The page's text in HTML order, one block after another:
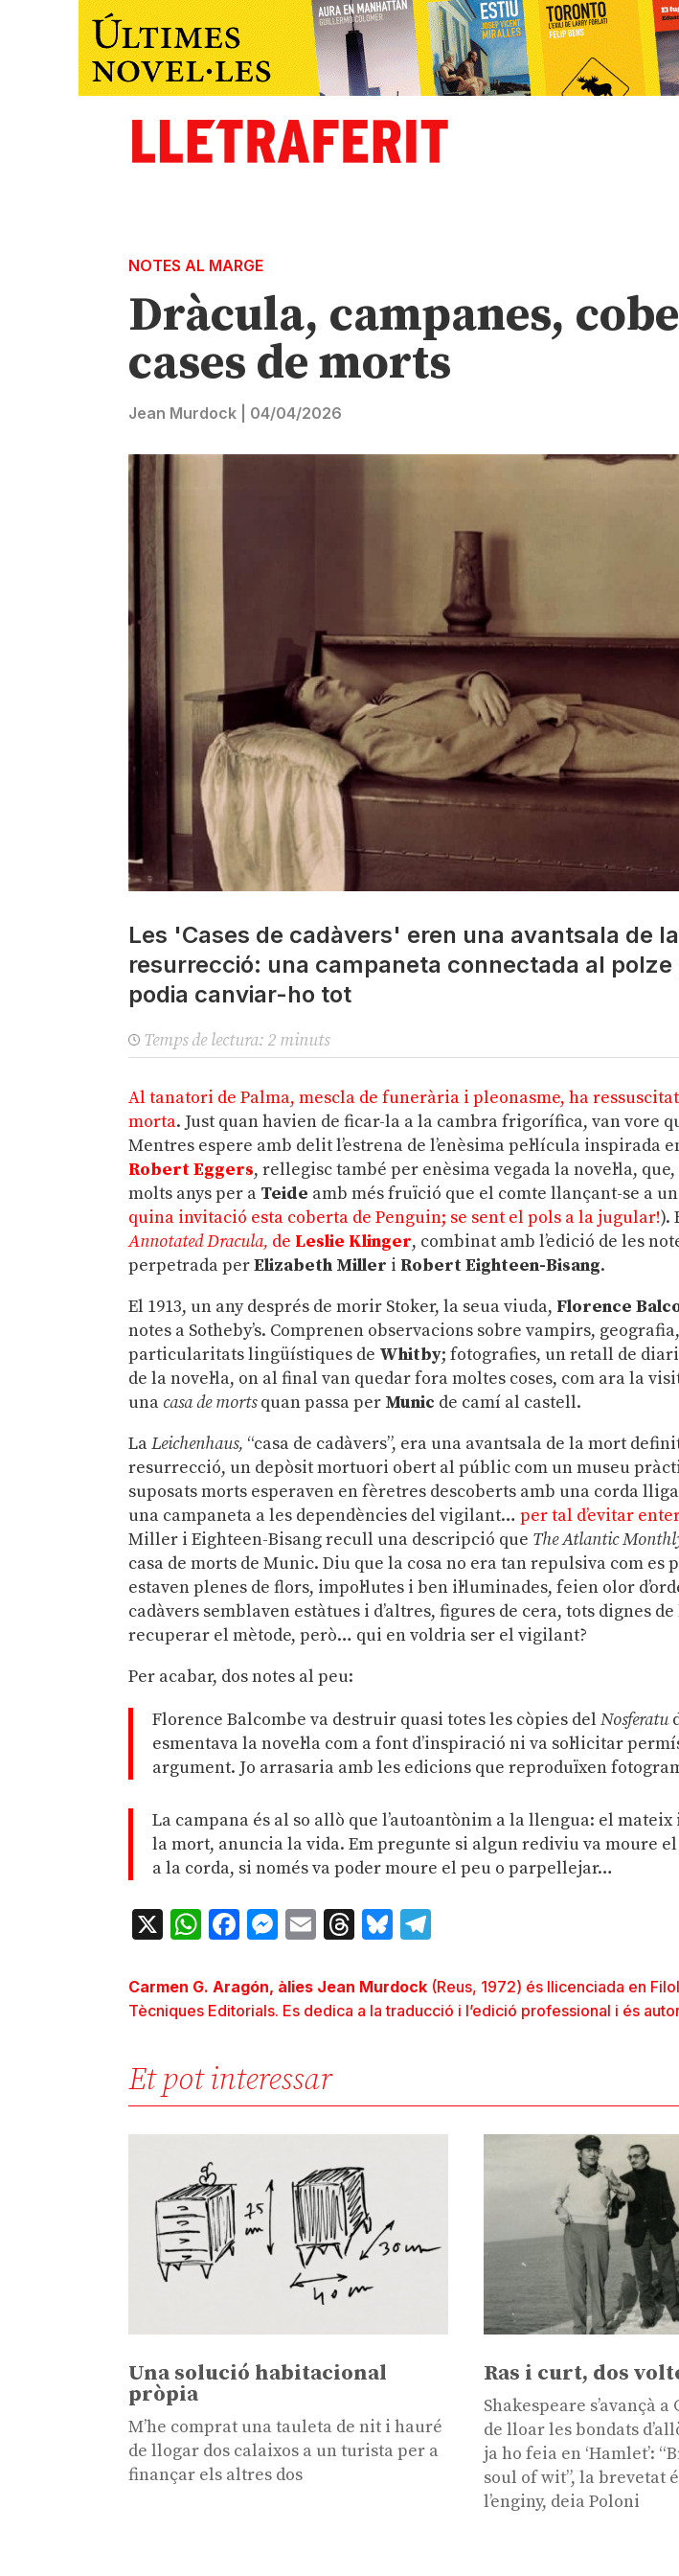
NOTES AL MARGE
Dràcula, campanes,
cases de morts
Jean Murdock 04/04/2026
Les 'Cases de cadàvers' eren una avantsala de
resurrecció: una campaneta connectada al polze
podia canviar-ho tot
Temps de lectura: 2 minuts
Al tanatori de Palma, mescla de funerària i pleonasme, ha
morta. Just quan havien de ficar-la a la cambra frigorífica, van vore
Mentres espere amb delit l’estrena de l’enèsima pel·lícula inspirada
Robert Eggers, rellegisc també per enèsima vegada la novel·la,
molts anys per a Teide amb més fruïció que el comte llançant-se a
quina invitació esta coberta de Penguin; se sent el pols a la jugular!).
Annotated Dracula, de Leslie Klinger, combinat amb l’edició de les
perpetrada perElizabeth Miller i Robert Eighteen-Bisang.
El 1913, un any després de morir Stoker, la seua viuda, Florence
notes a Sotheby’s. Comprenen observacions sobre vampirs,
particularitats lingüístiques de Whitby; fotografies, un retall de
de la novel·la, on al final van quedar fora moltes coses, com ara la
una casa de mortsquan passa per Munic de camí al castell.
LaLeichenhaus, “casa de cadàvers”, era una avantsala de la mort
resurrecció, un depòsit mortuori obert al públic com un museu
suposats morts esperaven en fèretres descoberts amb una corda
una campaneta a les dependències del vigilant…per tal d’evitar
Miller i Eighteen-Bisang recull una descripció que The Atlantic
casa de morts de Munic. Diu que la cosa no era tan repulsiva com es
estaven plenes de flors, impol·lutes i ben il·luminades, feien olor
cadàvers semblaven estàtues i d’altres, figures de cera, tots dignes
recuperar el mètode, però… qui en voldria ser el vigilant?
Per acabar, dos notes al peu:
Florence Balcombe va destruir quasi totes les còpies delNosferatu
esmentava la novel·la com a font d’inspiració ni va sol·licitar
argument. Jo arrasaria amb les edicions que reproduïxen
La campana és al so allò que l’autoantònim a la llengua: el
la mort, anuncia la vida. Em pregunte si algun rediviu va moure
a la corda, si només va poder moure el peu o parpellejar…
X WhatsApp
Facebook
Messenger
EmailThreads
Bluesky
Carmen G. Aragón, àlies Jean Murdock (Reus, 1972) és llicenciada en
Tècniques Editorials. Es dedica a la traducció i l’edició professional i és
Et pot interessar
Una solució habitacional
pròpia
M’he comprat una tauleta de nit i hauré
de llogar dos calaixos a un turista per a
finançar els altres dos
Ras i curt, dos
Shakespeare s’avançà a
de lloar les bondats
ja ho feia en ‘Hamlet’:
soul of wit”, la brevetat
l’enginy, deia Poloni